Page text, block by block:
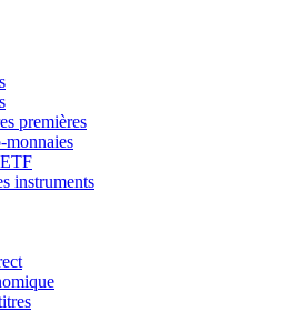
premières
instruments